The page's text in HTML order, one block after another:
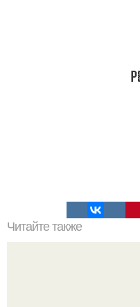
Читайте также